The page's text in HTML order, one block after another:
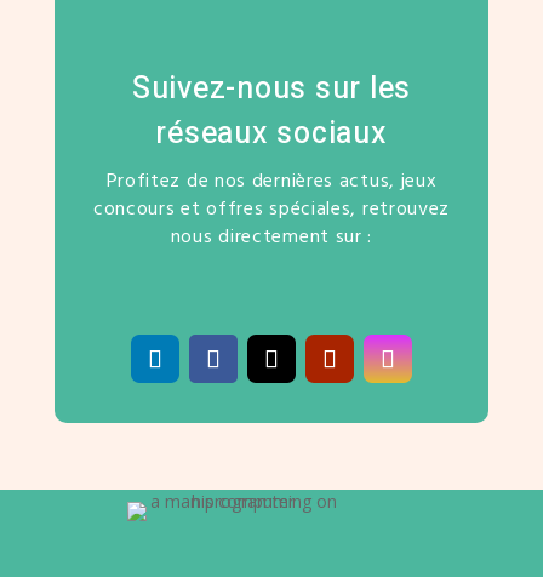
Suivez-nous sur les
réseaux sociaux
Profitez de nos dernières actus, jeux
concours et offres spéciales, retrouvez
nous directement sur :